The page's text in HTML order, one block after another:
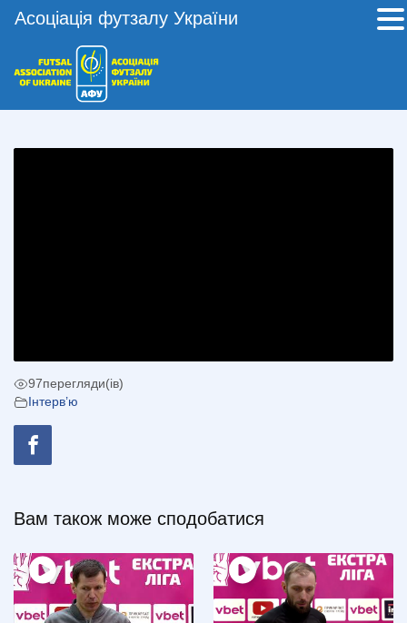
97перегляди(ів)
Інтерв’ю
Вам також може сподобатися
Асоціація футзалу України